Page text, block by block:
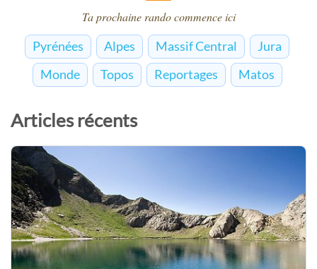
Ta prochaine rando commence ici
Pyrénées Alpes Massif Central
Jura
Monde
Topos Reportages Matos
Articles récents